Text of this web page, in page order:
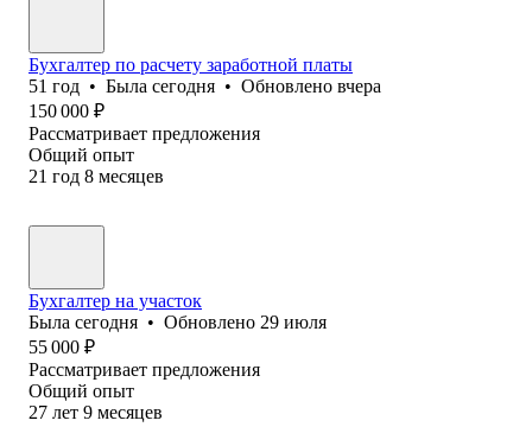
Бухгалтер по расчету заработной платы
51 год • Была сегодня • Обновлено вчера
150 000 ₽
Рассматривает предложения
Общий опыт
21 год 8 месяцев
Бухгалтер на участок
Была сегодня • Обновлено 29 июля
55 000 ₽
Рассматривает предложения
Общий опыт
27 лет 9 месяцев